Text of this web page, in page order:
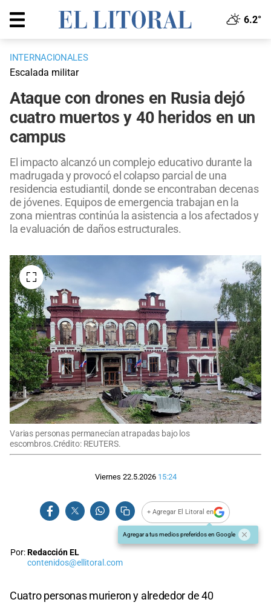
6.2°
INTERNACIONALES
Escalada militar
Ataque con drones en Rusia dejó
cuatro muertos y 40 heridos en un
campus
El impacto alcanzó un complejo educativo durante la
madrugada y provocó el colapso parcial de una
residencia estudiantil, donde se encontraban decenas
de jóvenes. Equipos de emergencia trabajan en la
zona mientras continúa la asistencia a los afectados y
la evaluación de daños estructurales.
Varias personas permanecían atrapadas bajo los
escombros.Crédito: REUTERS.
Viernes 22.5.2026 15:24
+ Agregar El Litoral en
Agregar a tus medios preferidos en Google
Por:Redacción EL
contenidos@ellitoral.com
Cuatro personas murieron y alrededor de 40